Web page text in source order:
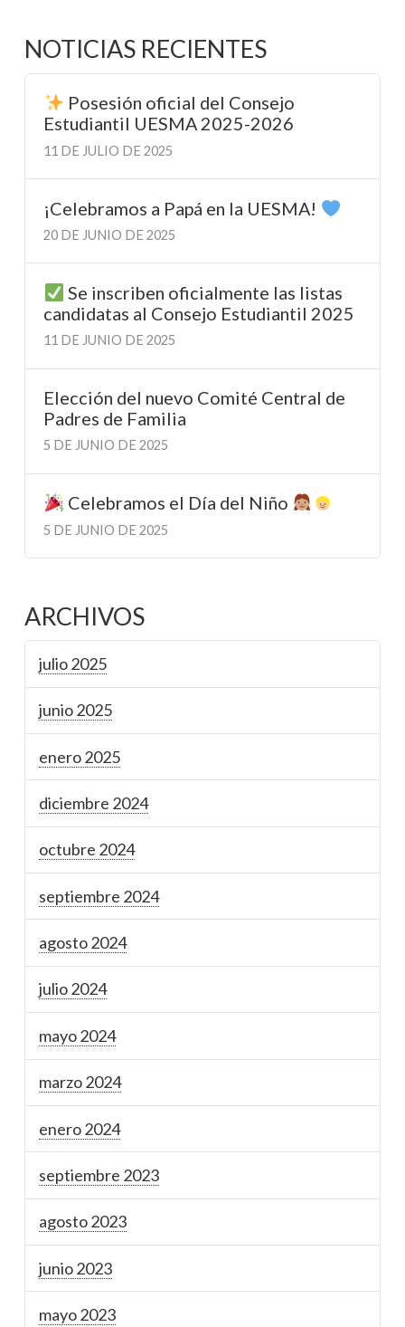
NOTICIAS RECIENTES
Posesión oficial del Consejo
Estudiantil UESMA 2025-2026
11 DE JULIO DE 2025
¡Celebramos a Papá en la UESMA!
20 DE JUNIO DE 2025
Se inscriben oficialmente las listas
candidatas al Consejo Estudiantil 2025
11 DE JUNIO DE 2025
Elección del nuevo Comité Central de
Padres de Familia
5 DE JUNIO DE 2025
Celebramos el Día del Niño
5 DE JUNIO DE 2025
ARCHIVOS
julio 2025
junio 2025
enero 2025
diciembre 2024
octubre 2024
septiembre 2024
agosto 2024
julio 2024
mayo 2024
marzo 2024
enero 2024
septiembre 2023
agosto 2023
junio 2023
mayo 2023